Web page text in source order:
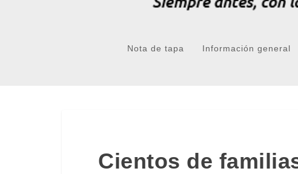
Nota de tapa Información general
Cientos de